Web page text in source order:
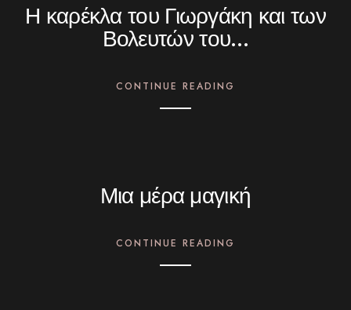
Η καρέκλα του Γιωργάκη και των
Βολευτών του…
CONTINUE READING
Μια μέρα μαγική
CONTINUE READING